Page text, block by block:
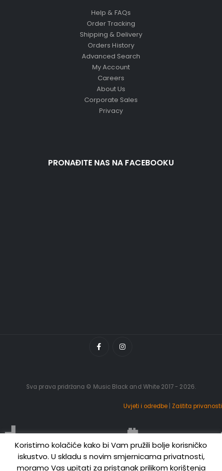
Help & FAQs
Order Tracking
Shipping & Delivery
Orders History
Advanced Search
My Account
Careers
About Us
Corporate Sales
Privacy
PRONAĐITE NAS NA FACEBOOKU
Sva prava pridržana © Music Black and White 2017 - 2026.
Uvjeti i odredbe Zaštita privanosti
Koristimo kolačiće kako bi Vam pružili bolje korisničko
iskustvo. U skladu s novim smjernicama privatnosti,
moramo Vas upitati za pristanak prilikom korištenja